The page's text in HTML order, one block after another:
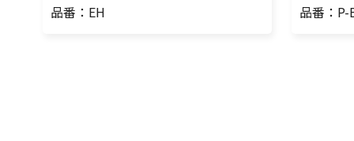
品番：EH
品番：P-